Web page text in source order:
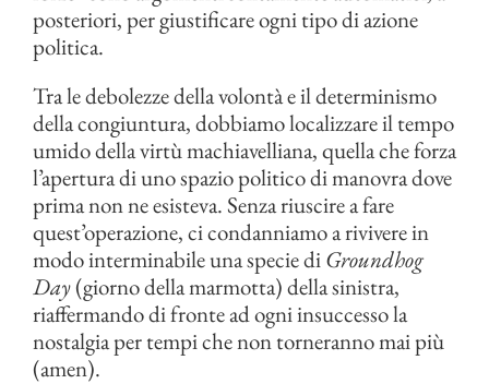
posteriori, per giustificare ogni tipo di azione
politica.
Tra le debolezze della volontà e il determinismo
della congiuntura, dobbiamo localizzare il tempo
umido della virtù machiavelliana, quella che forza
l’apertura di uno spazio politico di manovra dove
prima non ne esisteva. Senza riuscire a fare
quest’operazione, ci condanniamo a rivivere in
modo interminabile una specie diGroundhog
Day(giorno della marmotta) della sinistra,
riaffermando di fronte ad ogni insuccesso la
nostalgia per tempi che non torneranno mai più
(amen).